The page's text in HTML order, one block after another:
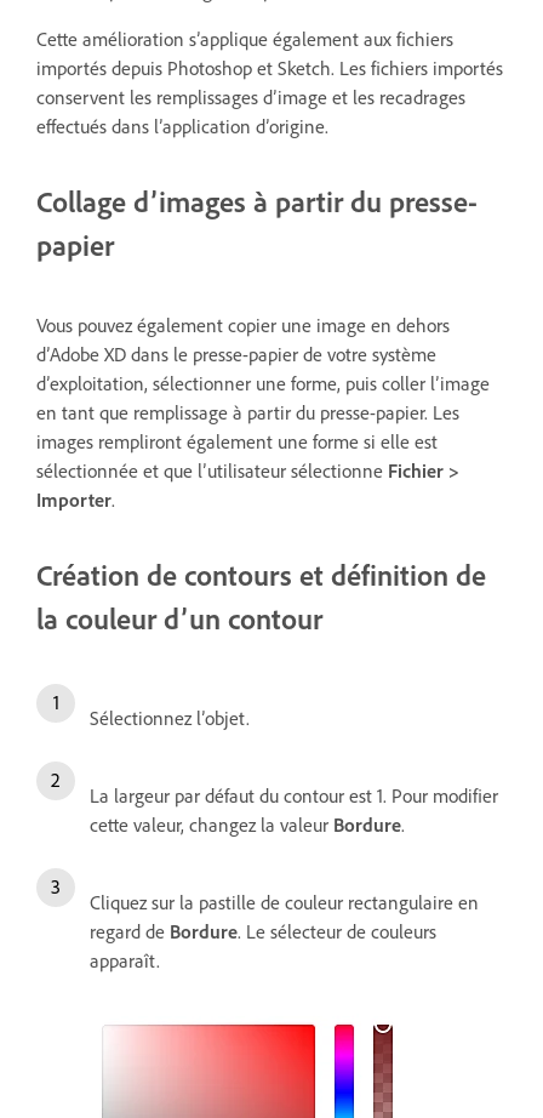
Cette amélioration s’applique également aux fichiers
importés depuis Photoshop et Sketch. Les fichiers importés
conservent les remplissages d’image et les recadrages
effectués dans l’application d’origine.
Collage d’images à partir du presse-
papier
Vous pouvez également copier une image en dehors
d’Adobe XD dans le presse-papier de votre système
d’exploitation, sélectionner une forme, puis coller l’image
en tant que remplissage à partir du presse-papier. Les
images rempliront également une forme si elle est
sélectionnée et que l’utilisateur sélectionne Fichier >
Importer.
Création de contours et définition de
la couleur d’un contour
Sélectionnez l’objet.
La largeur par défaut du contour est 1. Pour modifier
cette valeur, changez la valeur Bordure.
Cliquez sur la pastille de couleur rectangulaire en
regard de Bordure. Le sélecteur de couleurs
apparaît.